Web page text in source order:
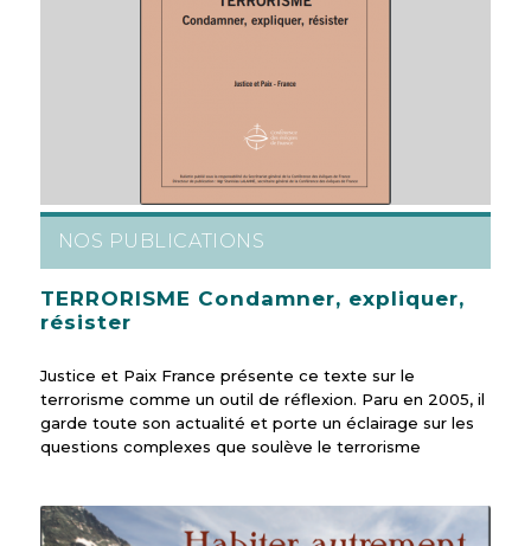
NOS PUBLICATIONS
TERRORISME Condamner, expliquer,
résister
Justice et Paix France présente ce texte sur le
terrorisme comme un outil de réflexion. Paru en 2005, il
garde toute son actualité et porte un éclairage sur les
questions complexes que soulève le terrorisme